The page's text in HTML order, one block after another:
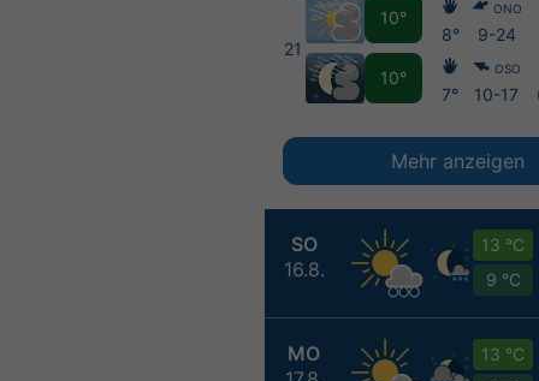
SO
16.8.
13 °C
9 °C
MO
13 °C
21
10°
10°
8°
7°
ONO
9-24
OSO
10-17
Mehr anzeigen